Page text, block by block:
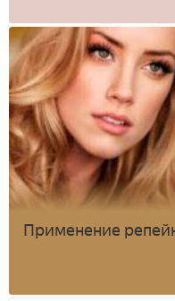
Применение